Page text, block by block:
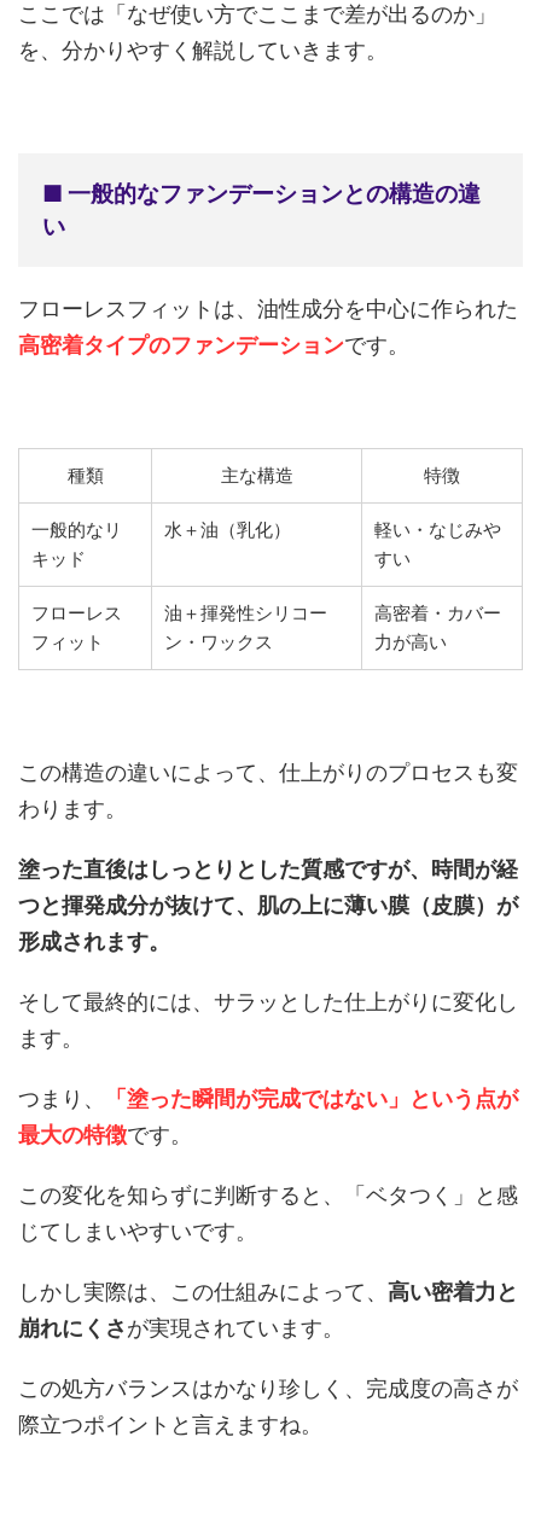
ここでは「なぜ使い方でここまで差が出るのか」
を、分かりやすく解説していきます。
■ 一般的なファンデーションとの構造の違
い
フローレスフィットは、油性成分を中心に作られた
高密着タイプのファンデーションです。
種類 主な構造 特徴
一般的なリ
キッド
水＋油（乳化）
軽い・なじみや
すい
フローレス
フィット
油＋揮発性シリコー
ン・ワックス
高密着・カバー
力が高い
この構造の違いによって、仕上がりのプロセスも変
わります。
塗った直後はしっとりとした質感ですが、時間が経
つと揮発成分が抜けて、肌の上に薄い膜（皮膜）が
形成されます。
そして最終的には、サラッとした仕上がりに変化し
ます。
つまり、
「塗った瞬間が完成ではない」という点が
最大の特徴です。
この変化を知らずに判断すると、「ベタつく」と感
じてしまいやすいです。
しかし実際は、この仕組みによって、 高い密着力と
崩れにくさが実現されています。
この処方バランスはかなり珍しく、完成度の高さが
際立つポイントと言えますね。